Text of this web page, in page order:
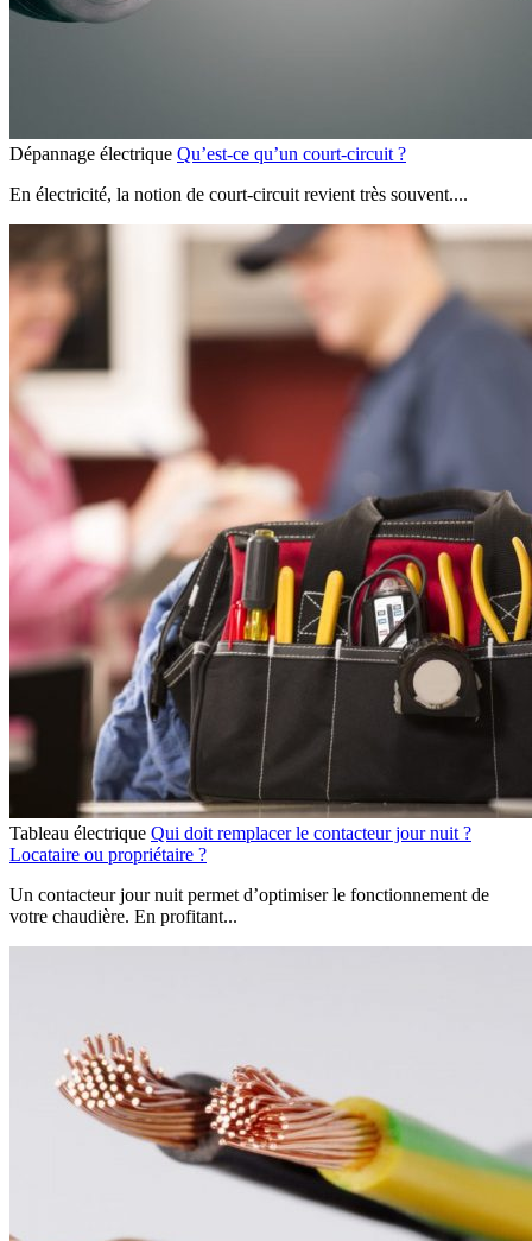
Dépannage électrique Qu’est-ce qu’un court-circuit ?
En électricité, la notion de court-circuit revient très souvent....
Tableau électrique Qui doit remplacer le contacteur jour nuit ?
Locataire ou propriétaire ?
Un contacteur jour nuit permet d’optimiser le fonctionnement de
votre chaudière. En profitant...